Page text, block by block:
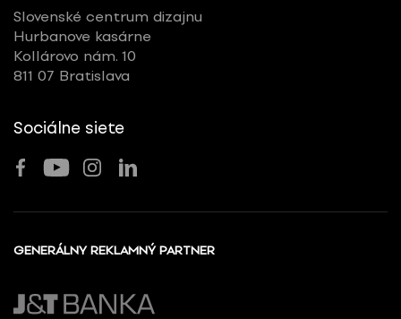
Slovenské centrum dizajnu
Hurbanove kasárne
Kollárovo nám. 10
811 07 Bratislava
Sociálne siete
GENERÁLNY REKLAMNÝ PARTNER